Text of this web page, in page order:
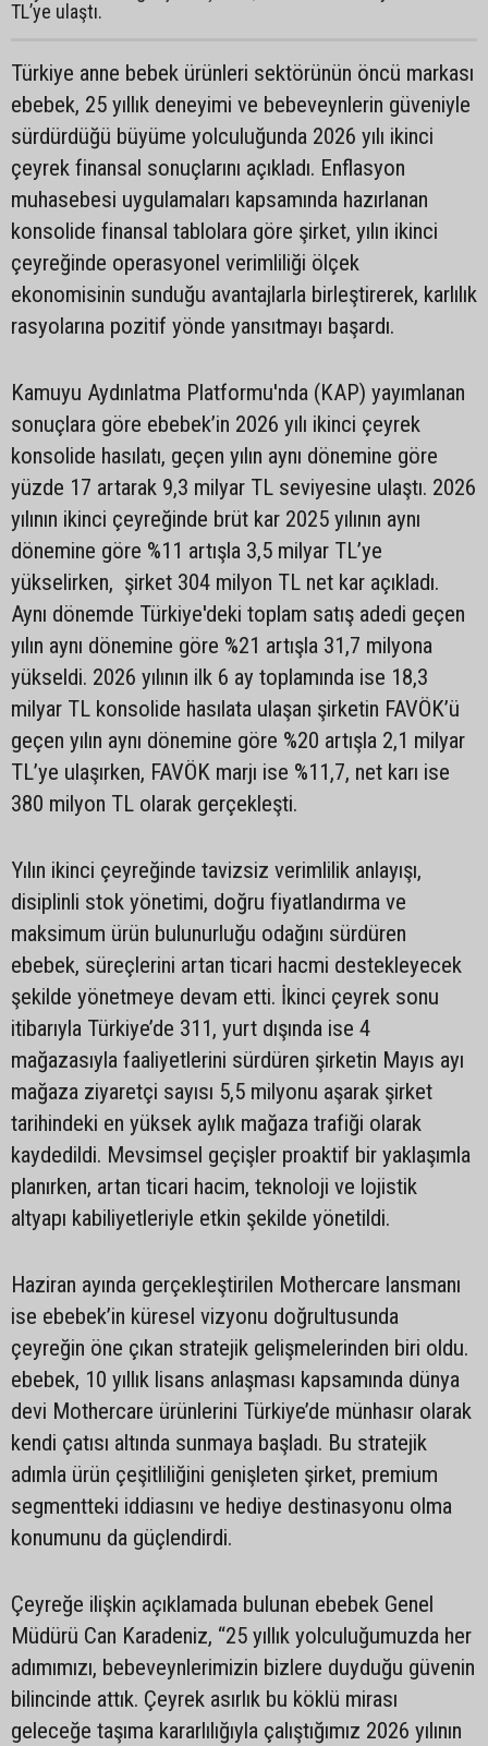
TL’ye ulaştı.
Türkiye anne bebek ürünleri sektörünün öncü markası
ebebek, 25 yıllık deneyimi ve bebeveynlerin güveniyle
sürdürdüğü büyüme yolculuğunda 2026 yılı ikinci
çeyrek finansal sonuçlarını açıkladı. Enflasyon
muhasebesi uygulamaları kapsamında hazırlanan
konsolide finansal tablolara göre şirket, yılın ikinci
çeyreğinde operasyonel verimliliği ölçek
ekonomisinin sunduğu avantajlarla birleştirerek, karlılık
rasyolarına pozitif yönde yansıtmayı başardı.
Kamuyu Aydınlatma Platformu'nda (KAP) yayımlanan
sonuçlara göre ebebek’in 2026 yılı ikinci çeyrek
konsolide hasılatı, geçen yılın aynı dönemine göre
yüzde 17 artarak 9,3 milyar TL seviyesine ulaştı. 2026
yılının ikinci çeyreğinde brüt kar 2025 yılının aynı
dönemine göre %11 artışla 3,5 milyar TL’ye
yükselirken, şirket 304 milyon TL net kar açıkladı.
Aynı dönemde Türkiye'deki toplam satış adedi geçen
yılın aynı dönemine göre %21 artışla 31,7 milyona
yükseldi. 2026 yılının ilk 6 ay toplamında ise 18,3
milyar TL konsolide hasılata ulaşan şirketin FAVÖK’ü
geçen yılın aynı dönemine göre %20 artışla 2,1 milyar
TL’ye ulaşırken, FAVÖK marjı ise %11,7, net karı ise
380 milyon TL olarak gerçekleşti.
Yılın ikinci çeyreğinde tavizsiz verimlilik anlayışı,
disiplinli stok yönetimi, doğru fiyatlandırma ve
maksimum ürün bulunurluğu odağını sürdüren
ebebek, süreçlerini artan ticari hacmi destekleyecek
şekilde yönetmeye devam etti. İkinci çeyrek sonu
itibarıyla Türkiye’de 311, yurt dışında ise 4
mağazasıyla faaliyetlerini sürdüren şirketin Mayıs ayı
mağaza ziyaretçi sayısı 5,5 milyonu aşarak şirket
tarihindeki en yüksek aylık mağaza trafiği olarak
kaydedildi. Mevsimsel geçişler proaktif bir yaklaşımla
planırken, artan ticari hacim, teknoloji ve lojistik
altyapı kabiliyetleriyle etkin şekilde yönetildi.
Haziran ayında gerçekleştirilen Mothercare lansmanı
ise ebebek’in küresel vizyonu doğrultusunda
çeyreğin öne çıkan stratejik gelişmelerinden biri oldu.
ebebek, 10 yıllık lisans anlaşması kapsamında dünya
devi Mothercare ürünlerini Türkiye’de münhasır olarak
kendi çatısı altında sunmaya başladı. Bu stratejik
adımla ürün çeşitliliğini genişleten şirket, premium
segmentteki iddiasını ve hediye destinasyonu olma
konumunu da güçlendirdi.
Çeyreğe ilişkin açıklamada bulunan ebebek Genel
Müdürü Can Karadeniz, “25 yıllık yolculuğumuzda her
adımımızı, bebeveynlerimizin bizlere duyduğu güvenin
bilincinde attık. Çeyrek asırlık bu köklü mirası
geleceğe taşıma kararlılığıyla çalıştığımız 2026 yılının